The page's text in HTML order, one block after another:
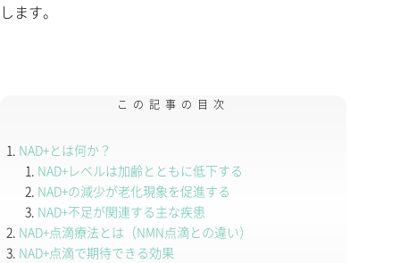
します。
この記事の目次
NAD+とは何か？
NAD+レベルは加齢とともに低下する
NAD+の減少が老化現象を促進する
NAD+不足が関連する主な疾患
NAD+点滴療法とは（NMN点滴との違い）
NAD+点滴で期待できる効果